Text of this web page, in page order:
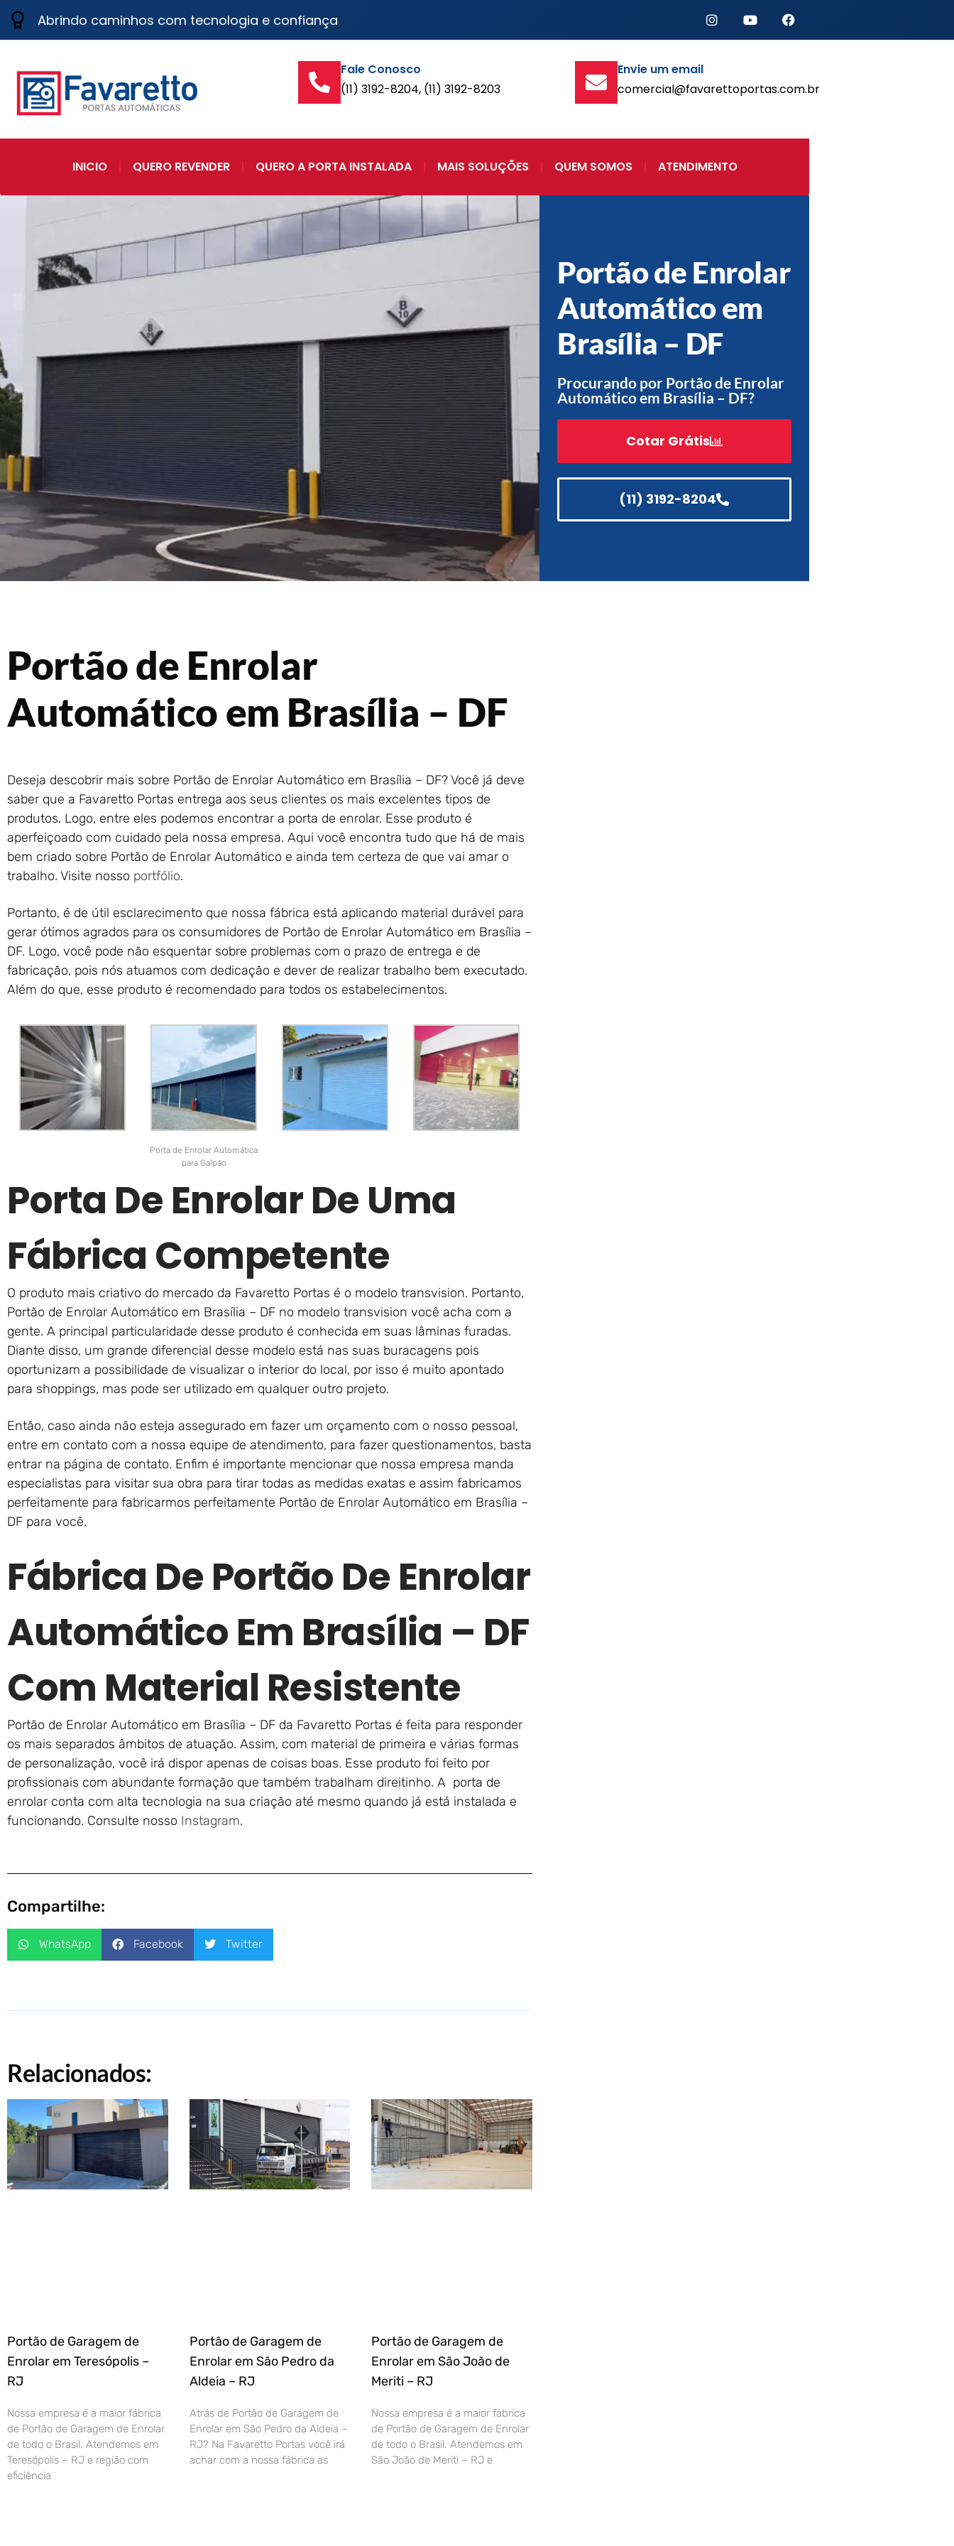
Abrindo caminhos com tecnologia e confiança
Fale Conosco
(11) 3192-8204, (11) 3192-8203
Envie um email
comercial@favarettoportas.com.br
INICIO QUERO REVENDER QUERO A PORTA INSTALADA MAIS SOLUÇÕES QUEM SOMOS ATENDIMENTO
Portão de Enrolar
Automático em
Brasília – DF
Procurando por Portão de Enrolar
Automático em Brasília – DF?
Cotar Grátis
(11) 3192-8204
Portão de Enrolar
Automático em Brasília – DF
Deseja descobrir mais sobre Portão de Enrolar Automático em Brasília – DF? Você já deve
saber que a Favaretto Portas entrega aos seus clientes os mais excelentes tipos de
produtos. Logo, entre eles podemos encontrar a porta de enrolar. Esse produto é
aperfeiçoado com cuidado pela nossa empresa. Aqui você encontra tudo que há de mais
bem criado sobre Portão de Enrolar Automático e ainda tem certeza de que vai amar o
trabalho. Visite nosso portfólio.
Portanto, é de útil esclarecimento que nossa fábrica está aplicando material durável para
gerar ótimos agrados para os consumidores de Portão de Enrolar Automático em Brasília –
DF. Logo, você pode não esquentar sobre problemas com o prazo de entrega e de
fabricação, pois nós atuamos com dedicação e dever de realizar trabalho bem executado.
Além do que, esse produto é recomendado para todos os estabelecimentos.
Porta de Enrolar Automática
para Galpão
Porta De Enrolar De Uma
Fábrica Competente
O produto mais criativo do mercado da Favaretto Portas é o modelo transvision. Portanto,
Portão de Enrolar Automático em Brasília – DF no modelo transvision você acha com a
gente. A principal particularidade desse produto é conhecida em suas lâminas furadas.
Diante disso, um grande diferencial desse modelo está nas suas buracagens pois
oportunizam a possibilidade de visualizar o interior do local, por isso é muito apontado
para shoppings, mas pode ser utilizado em qualquer outro projeto.
Então, caso ainda não esteja assegurado em fazer um orçamento com o nosso pessoal,
entre em contato com a nossa equipe de atendimento, para fazer questionamentos, basta
entrar na página de contato. Enfim é importante mencionar que nossa empresa manda
especialistas para visitar sua obra para tirar todas as medidas exatas e assim fabricamos
perfeitamente para fabricarmos perfeitamente Portão de Enrolar Automático em Brasília –
DF para você.
Fábrica De Portão De Enrolar
Automático Em Brasília – DF
Com Material Resistente
Portão de Enrolar Automático em Brasília – DF da Favaretto Portas é feita para responder
os mais separados âmbitos de atuação. Assim, com material de primeira e várias formas
de personalização, você irá dispor apenas de coisas boas. Esse produto foi feito por
profissionais com abundante formação que também trabalham direitinho. A porta de
enrolar conta com alta tecnologia na sua criação até mesmo quando já está instalada e
funcionando. Consulte nosso Instagram.
Compartilhe:
WhatsApp Facebook Twitter
Relacionados:
Portão de Garagem de
Enrolar em Teresópolis –
RJ
Nossa empresa é a maior fábrica
de Portão de Garagem de Enrolar
de todo o Brasil. Atendemos em
Teresópolis – RJ e região com
eficiência
Portão de Garagem de
Enrolar em São Pedro da
Aldeia – RJ
Atrás de Portão de Garagem de
Enrolar em São Pedro da Aldeia –
RJ? Na Favaretto Portas você irá
achar com a nossa fábrica as
Portão de Garagem de
Enrolar em São João de
Meriti – RJ
Nossa empresa é a maior fábrica
de Portão de Garagem de Enrolar
de todo o Brasil. Atendemos em
São João de Meriti – RJ e